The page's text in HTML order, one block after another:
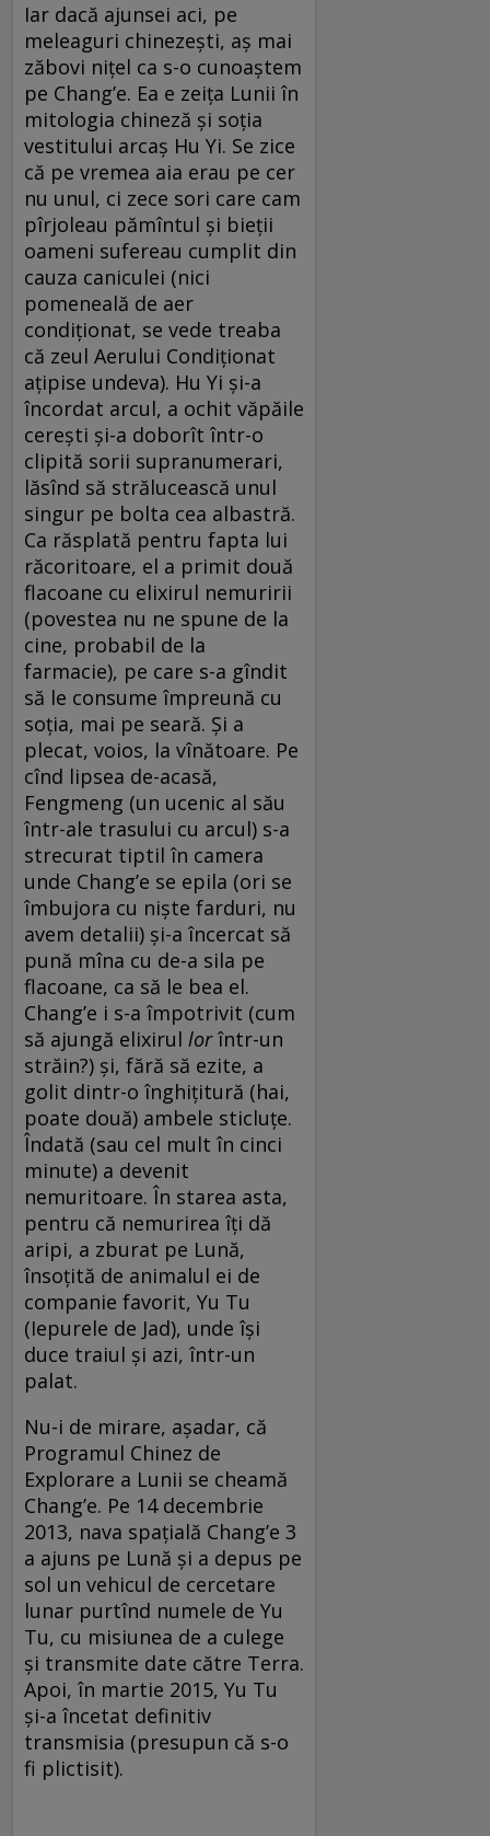
Iar dacă ajunsei aci, pe
meleaguri chinezești, aș mai
zăbovi nițel ca s-o cunoaștem
pe Chang’e. Ea e zeița Lunii în
mitologia chineză și soția
vestitului arcaș Hu Yi. Se zice
că pe vremea aia erau pe cer
nu unul, ci zece sori care cam
pîrjoleau pămîntul și bieții
oameni sufereau cumplit din
cauza caniculei (nici
pomeneală de aer
condiționat, se vede treaba
că zeul Aerului Condiționat
ațipise undeva). Hu Yi și-a
încordat arcul, a ochit văpăile
cerești și-a doborît într-o
clipită sorii supranumerari,
lăsînd să strălucească unul
singur pe bolta cea albastră.
Ca răsplată pentru fapta lui
răcoritoare, el a primit două
flacoane cu elixirul nemuririi
(povestea nu ne spune de la
cine, probabil de la
farmacie), pe care s-a gîndit
să le consume împreună cu
soția, mai pe seară. Și a
plecat, voios, la vînătoare. Pe
cînd lipsea de-acasă,
Fengmeng (un ucenic al său
într-ale trasului cu arcul) s-a
strecurat tiptil în camera
unde Chang’e se epila (ori se
îmbujora cu niște farduri, nu
avem detalii) și-a încercat să
pună mîna cu de-a sila pe
flacoane, ca să le bea el.
Chang’e i s-a împotrivit (cum
să ajungă elixirul lorîntr-un
străin?) și, fără să ezite, a
golit dintr-o înghițitură (hai,
poate două) ambele sticluțe.
Îndată (sau cel mult în cinci
minute) a devenit
nemuritoare. În starea asta,
pentru că nemurirea îți dă
aripi, a zburat pe Lună,
însoțită de animalul ei de
companie favorit, Yu Tu
(Iepurele de Jad), unde își
duce traiul și azi, într-un
palat.
Nu-i de mirare, așadar, că
Programul Chinez de
Explorare a Lunii se cheamă
Chang’e. Pe 14 decembrie
2013, nava spațială Chang’e 3
a ajuns pe Lună și a depus pe
sol un vehicul de cercetare
lunar purtînd numele de Yu
Tu, cu misiunea de a culege
și transmite date către Terra.
Apoi, în martie 2015, Yu Tu
și-a încetat definitiv
transmisia (presupun că s-o
fi plictisit).